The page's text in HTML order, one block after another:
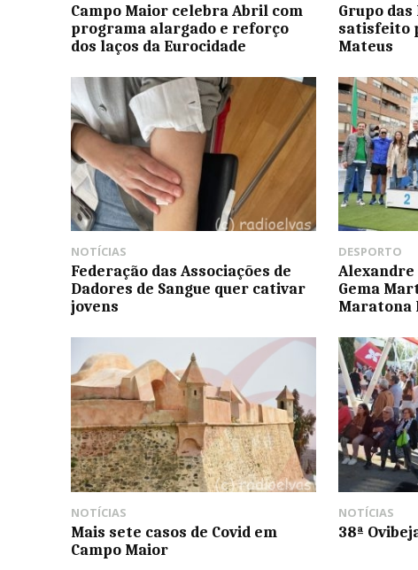
Campo Maior celebra Abril com
programa alargado e reforço
dos laços da Eurocidade
Grupo das
satisfeito
Mateus
NOTÍCIAS
Federação das Associações de
Dadores de Sangue quer cativar
jovens
DESPORTO
Gema
Maratona
NOTÍCIAS
Mais sete casos de Covid em
Campo Maior
NOTÍCIAS
38ª